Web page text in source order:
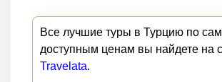
Все лучшие туры в Турцию по
доступным ценам вы найдете на
Travelata.